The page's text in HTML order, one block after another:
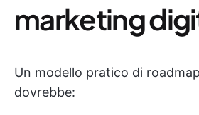
marketing
Un modello pratico di
dovrebbe: